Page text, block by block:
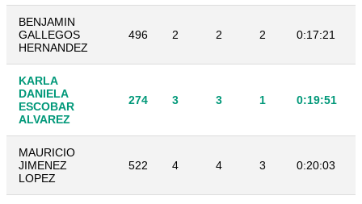
BENJAMIN
GALLEGOS
HERNANDEZ
496 2 2 2 0:17:21
KARLA
DANIELA
ESCOBAR
ALVAREZ
274 3 3 1 0:19:51
MAURICIO
JIMENEZ
LOPEZ
522 4 4 3 0:20:03